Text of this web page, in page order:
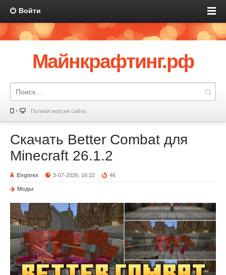
Войти
Майнкрафтинг.рф
Полная версия сайта
Скачать Better Combat для
Minecraft 26.1.2
Enginex 3-07-2026, 16:22 46
Моды